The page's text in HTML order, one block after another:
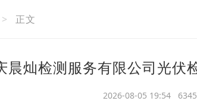
> 正文
晨灿检测服务有限公司光伏
2026-08-05 19:54